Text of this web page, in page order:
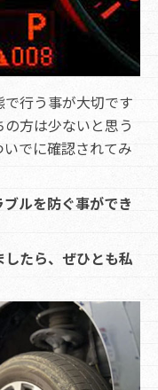
行う事が大切です
方は少ないと思う
でに確認されてみ
ルを防ぐ事ができ
たら、ぜひとも私